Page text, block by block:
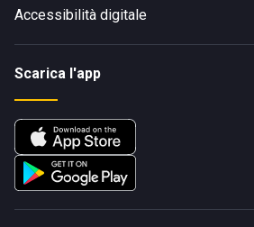
Accessibilità digitale
Scarica l'app